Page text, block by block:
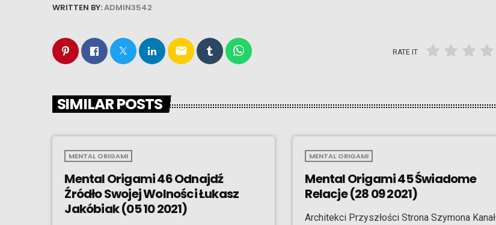
WRITTEN BY:ADMIN3542
email RATE IT
SIMILAR POSTS
MENTAL ORIGAMI
Mental Origami 46 Odnajdź
Źródło Swojej Wolności Łukasz
Jakóbiak (05 10 2021)
MENTAL ORIGAMI
Mental Origami 45 Świadome
Relacje (28 09 2021)
Architekci Przyszłości Strona Szymona Kanał